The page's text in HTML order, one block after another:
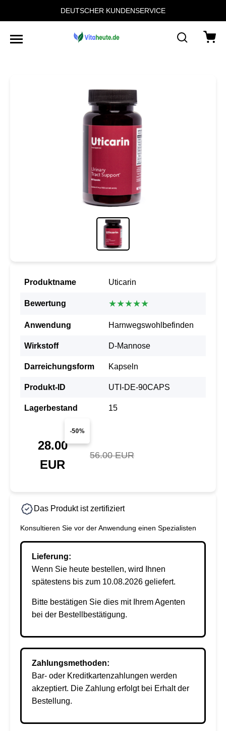
DEUTSCHER KUNDENSERVICE
Produktname Uticarin
Bewertung ★★★★★
Anwendung Harnwegswohlbefinden
Wirkstoff D-Mannose
Darreichungsform Kapseln
Produkt-ID UTI-DE-90CAPS
Lagerbestand 15
-50%
28.00
EUR
56.00 EUR
Das Produkt ist zertifiziert
Konsultieren Sie vor der Anwendung einen Spezialisten
Lieferung:
Wenn Sie heute bestellen, wird Ihnen
spätestens bis zum 10.08.2026 geliefert.
Bitte bestätigen Sie dies mit Ihrem Agenten
bei der Bestellbestätigung.
Zahlungsmethoden:
Bar- oder Kreditkartenzahlungen werden
akzeptiert. Die Zahlung erfolgt bei Erhalt der
Bestellung.